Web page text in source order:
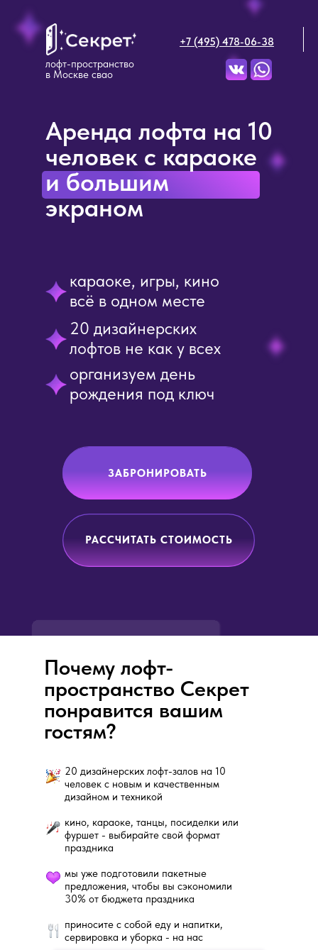
Аренда лофта на 10
человек с караоке
и большим
экраном
РАССЧИТАТЬ СТОИМОСТЬ
ЗАБРОНИРОВАТЬ
20 дизайнерских
лофтов не как у всех
караоке, игры, кино
всё в одном месте
организуем день
рождения под ключ
лофт-пространство
в Москве свао
+7 (495) 478-06-38
20 дизайнерских лофт-залов на 10
человек с новым и качественным
дизайном и техникой
кино, караоке, танцы, посиделки или
фуршет - выбирайте свой формат
праздника
мы уже подготовили пакетные
предложения, чтобы вы сэкономили
30% от бюджета праздника
приносите с собой еду и напитки,
сервировка и уборка - на нас
Почему лофт-
пространство Секрет
понравится вашим
гостям?